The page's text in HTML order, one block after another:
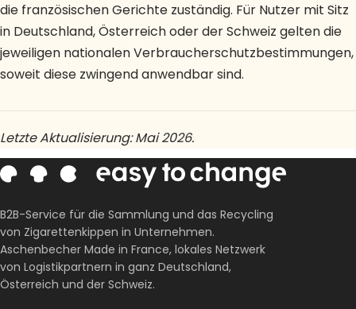
die französischen Gerichte zuständig. Für Nutzer mit Sitz
in Deutschland, Österreich oder der Schweiz gelten die
jeweiligen nationalen Verbraucherschutzbestimmungen,
soweit diese zwingend anwendbar sind.
Letzte Aktualisierung: Mai 2026.
B2B-Service für die Sammlung und das Recycling
von Zigarettenkippen in Unternehmen.
Aschenbecher Made in France, lokales Netzwerk
von Logistikpartnern in ganz Deutschland,
Österreich und der Schweiz.